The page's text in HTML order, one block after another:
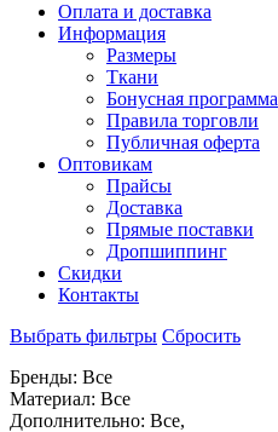
Оплата и доставка
Информация
Размеры
Ткани
Бонусная программа
Правила торговли
Публичная оферта
Оптовикам
Прайсы
Доставка
Прямые поставки
Дропшиппинг
Скидки
Контакты
Выбрать фильтры Сбросить
Бренды: Все
Материал: Все
Дополнительно: Все,